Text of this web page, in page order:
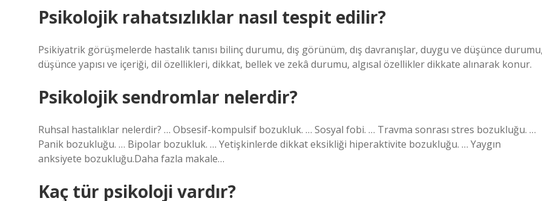
Psikolojik rahatsızlıklar nasıl tespit edilir?
Psikiyatrik görüşmelerde hastalık tanısı bilinç durumu, dış görünüm, dış davranışlar, duygu ve düşünce
düşünce yapısı ve içeriği, dil özellikleri, dikkat, bellek ve zekâ durumu, algısal özellikler dikkate alınarak konur.
Psikolojik sendromlar nelerdir?
Ruhsal hastalıklar nelerdir? … Obsesif-kompulsif bozukluk. … Sosyal fobi. … Travma sonrası stres bozukluğu. …
Panik bozukluğu. … Bipolar bozukluk. … Yetişkinlerde dikkat eksikliği hiperaktivite bozukluğu. … Yaygın
anksiyete bozukluğu.Daha fazla makale…
Kaç tür psikoloji vardır?